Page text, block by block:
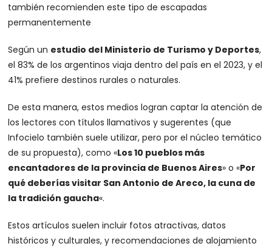
también recomienden este tipo de escapadas
permanentemente
Según un estudio del Ministerio de Turismo y Deportes,
el 83% de los argentinos viaja dentro del país en el 2023, y el
41% prefiere destinos rurales o naturales.
De esta manera, estos medios logran captar la atención de
los lectores con títulos llamativos y sugerentes (que
Infocielo también suele utilizar, pero por el núcleo temático
de su propuesta), como «Los 10 pueblos más
encantadores de la provincia de Buenos Aires» o «Por
qué deberías visitar San Antonio de Areco, la cuna de
la tradición gaucha«.
Estos artículos suelen incluir fotos atractivas, datos
históricos y culturales, y recomendaciones de alojamiento